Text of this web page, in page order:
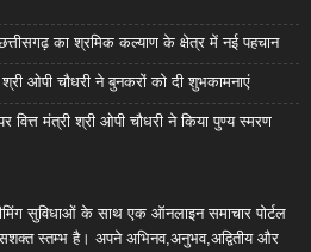
का श्रमिक कल्याण के क्षेत्र में नई पहचान
श्री ओपी चौधरी ने बुनकरों को दी शुभकामनाएं
वित्त मंत्री श्री ओपी चौधरी ने किया पुण्य स्मरण
सुविधाओं के साथ एक ऑनलाइन समाचार पोर्टल
स्तम्भ है। अपने अभिनव,अनुभव,अद्वितीय और